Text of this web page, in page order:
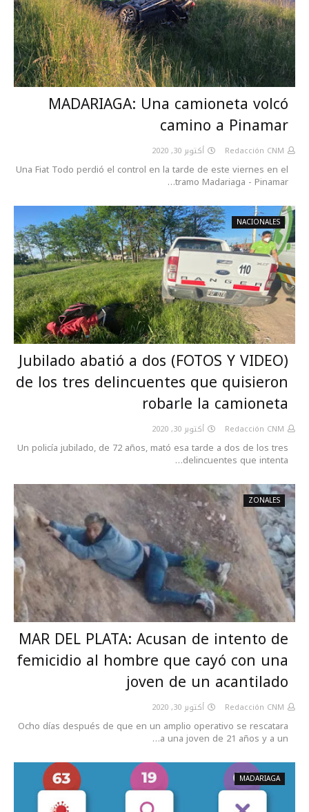
MADARIAGA: Una camioneta volcó
camino a Pinamar
Redacción CNM أكتوبر 30, 2020
Una Fiat Todo perdió el control en la tarde de este viernes en el
tramo Madariaga - Pinamar…
NACIONALES
(FOTOS Y VIDEO) Jubilado abatió a dos
de los tres delincuentes que quisieron
robarle la camioneta
Redacción CNM أكتوبر 30, 2020
Un policía jubilado, de 72 años, mató esa tarde a dos de los tres
delincuentes que intenta…
ZONALES
MAR DEL PLATA: Acusan de intento de
femicidio al hombre que cayó con una
joven de un acantilado
Redacción CNM أكتوبر 30, 2020
Ocho días después de que en un amplio operativo se rescatara
a una joven de 21 años y a un…
MADARIAGA